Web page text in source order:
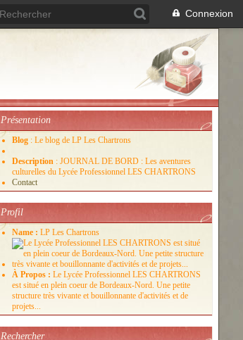
Connexion
Présentation
Blog : Le blog de LP Les Chartrons
Description : JOURNAL DE BORD : Les aventures
culturelles du Lycée Professionnel LES CHARTRONS
Contact
Profil
Name : LP Les Chartrons
À Propos : Le Lycée Professionnel LES CHARTRONS
est situé en plein coeur de Bordeaux-Nord. Une petite
structure très vivante et bouillonnante d'activités et de
projets...
Rechercher